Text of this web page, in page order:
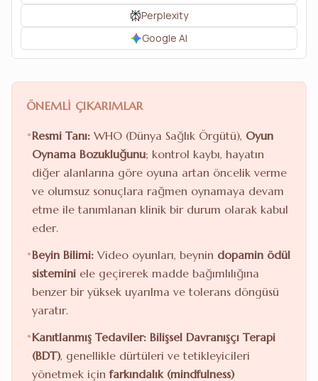
Perplexity
Google AI
ÖNEMLI ÇIKARIMLAR
•Resmi Tanı: WHO (Dünya Sağlık Örgütü), Oyun
Oynama Bozukluğunu; kontrol kaybı, hayatın
diğer alanlarına göre oyuna artan öncelik verme
ve olumsuz sonuçlara rağmen oynamaya devam
etme ile tanımlanan klinik bir durum olarak kabul
eder.
•Beyin Bilimi: Video oyunları, beynin dopamin ödül
sistemini ele geçirerek madde bağımlılığına
benzer bir yüksek uyarılma ve tolerans döngüsü
yaratır.
•Kanıtlanmış Tedaviler: Bilişsel Davranışçı Terapi
(BDT), genellikle dürtüleri ve tetikleyicileri
yönetmek içinfarkındalık (mindfulness)